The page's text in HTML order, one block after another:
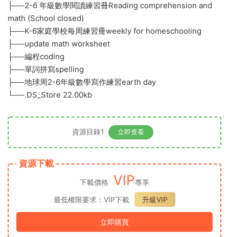
├──2-6 年級數學閱讀練習冊Reading comprehension and
math (School closed)
├──K-6家庭學校每周練習冊weekly for homeschooling
├──update math worksheet
├──編程coding
├──單詞拼寫spelling
├──地球周2-6年級數學寫作練習earth day
└──.DS_Store 22.00kb
資源目錄1 立即查看
資源下載
下載價格 VIP專享
最低權限要求：VIP下載
升級VIP
立即購買